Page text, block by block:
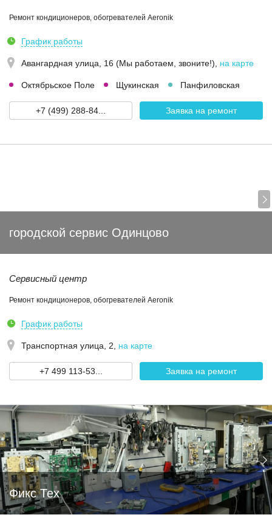
Ремонт кондиционеров, обогревателей Aeronik
График работы
Авангардная улица, 16 (Мы работаем, звоните!) на карте
Октябрьское Поле Щукинская Панфиловская
+7 (499) 288-84... Заявка на ремонт
городской сервис Одинцово
Сервисный центр
Ремонт кондиционеров, обогревателей Aeronik
График работы
Транспортная улица, 2 на карте
+7 499 113-53... Заявка на ремонт
Фикс Тех